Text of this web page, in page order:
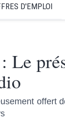
D'EMPLOI
Le